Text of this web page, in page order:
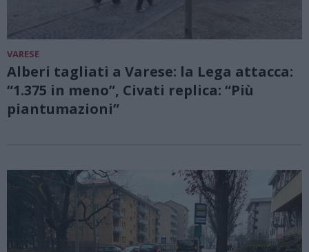
VARESE
Alberi tagliati a Varese: la Lega attacca:
“1.375 in meno”, Civati replica: “Più
piantumazioni”